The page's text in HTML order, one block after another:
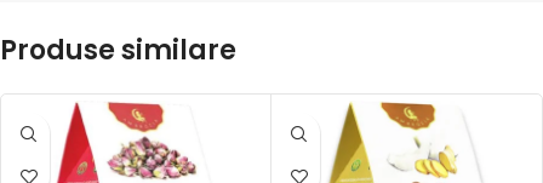
Produse similare